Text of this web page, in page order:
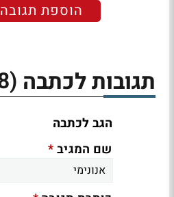
הוספת תגובה
תגובות לכתבה (8)
הגב לכתבה
שם המגיב*